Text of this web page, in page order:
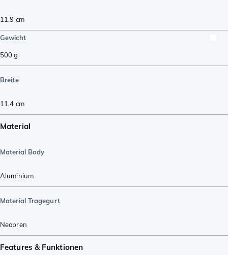
11,9 cm
Gewicht
500g
Breite
11,4 cm
Material
Material Body
Aluminium
Material Tragegurt
Neopren
Features & Funktionen